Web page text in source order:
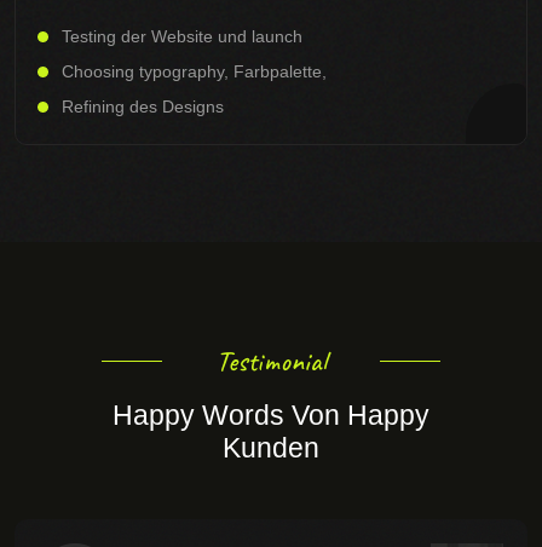
Testing der Website und launch
Choosing typography, Farbpalette,
Refining des Designs
Testimonial
Happy Words Von Happy
Kunden